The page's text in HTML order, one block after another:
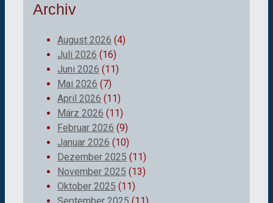
Archiv
August 2026 (4)
Juli 2026 (16)
Juni 2026 (11)
Mai 2026 (7)
April 2026 (11)
März 2026 (11)
Februar 2026 (9)
Januar 2026 (10)
Dezember 2025 (11)
November 2025 (13)
Oktober 2025 (11)